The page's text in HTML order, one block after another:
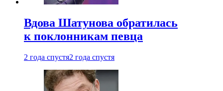
Вдова Шатунова обратилась
к поклонникам певца
2 года спустя2 года спустя